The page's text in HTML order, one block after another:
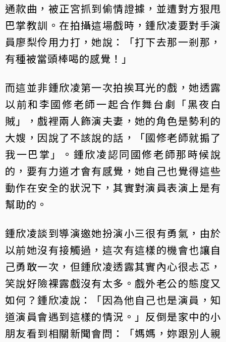
通款曲，被正宮抓到偷情證據，並遭對方狠甩
巴掌教訓。在拍攝這場戲時，鍾欣凌要對手演
員廖梨伶用力打，她說：「打下去那一剎那，
有種被當頭棒喝的感覺！」
而這並非鍾欣凌第一次拍挨耳光的戲，她透露
以前和李國修老師一起合作舞台劇「黑夜白
賊」，戲裡兩人飾演夫妻，她的角色是勢利的
大嫂，因說了不該說的話，「國修老師就搧了
我一巴掌」。鍾欣凌認同國修老師那時候說
的，要有力道才會有感覺，她自己也覺得這些
動作在安全的狀況下，其實對演員表演上是有
幫助的。
鍾欣凌談到導演邀她扮演小三很有勇氣，由於
以前她沒有接觸過，這次有這樣的機會也讓自
己勇敢一次，但鍾欣凌透露其實內心很忐忑，
笑說好險裸露戲沒有太多。戲外老公的態度又
如何？鍾欣凌說：「因為他自己也是演員，知
道演員會遇到這樣的情況。」反倒是家中的小
朋友看到相關新聞會問：「媽媽，妳跟別人親